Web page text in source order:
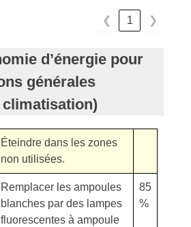
❮ 1 ❯
d’énergie pour
générales
climatisation)
Éteindre dans les zones
non utilisées.
Remplacer les ampoules
blanches par des lampes
fluorescentes à ampoule
85
%